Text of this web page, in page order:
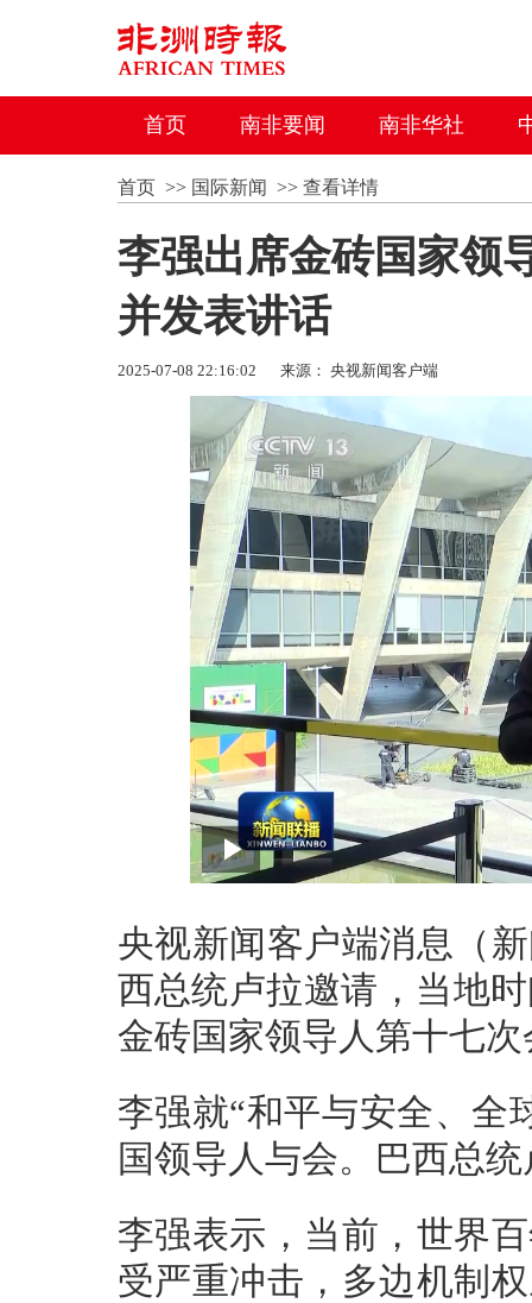
首页 南非要闻 南非华社
首页>> 国际新闻 >> 查看详情
李强出席金砖国家领
并发表讲话
2025-07-08 22:16:02 来源： 央视新闻客户端
央视新闻客户端消息（
西总统卢拉邀请，当地
金砖国家领导人第十七次
李强就“和平与安全、全
国领导人与会。巴西总
李强表示，当前，世界
受严重冲击，多边机制